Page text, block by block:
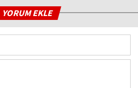
YORUM EKLE